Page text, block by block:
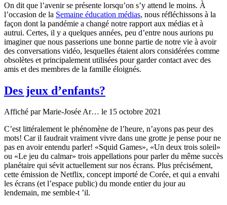
On dit que l’avenir se présente lorsqu’on s’y attend le moins. À
l’occasion de la Semaine éducation médias, nous réfléchissons à la
façon dont la pandémie a changé notre rapport aux médias et à
autrui. Certes, il y a quelques années, peu d’entre nous aurions pu
imaginer que nous passerions une bonne partie de notre vie à avoir
des conversations vidéo, lesquelles étaient alors considérées comme
obsolètes et principalement utilisées pour garder contact avec des
amis et des membres de la famille éloignés.
Des jeux d’enfants?
Affiché parMarie-Josée Ar… le 15 octobre 2021
C’est littéralement le phénomène de l’heure, n’ayons pas peur des
mots! Car il faudrait vraiment vivre dans une grotte je pense pour ne
pas en avoir entendu parler! «Squid Games», «Un deux trois soleil»
ou «Le jeu du calmar» trois appellations pour parler du même succès
planétaire qui sévit actuellement sur nos écrans. Plus précisément,
cette émission de Netflix, concept importé de Corée, et qui a envahi
les écrans (et l’espace public) du monde entier du jour au
lendemain, me semble-t ’il.